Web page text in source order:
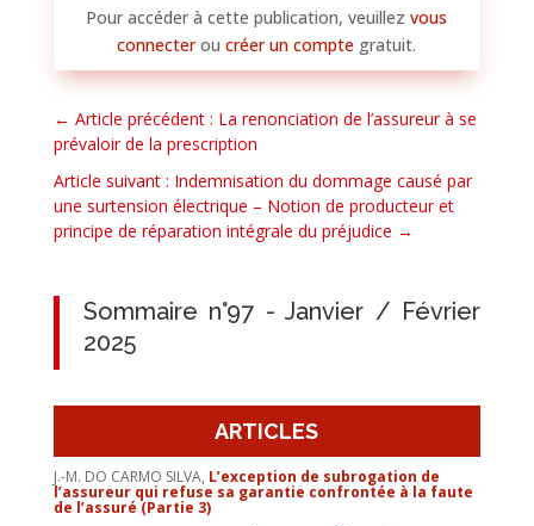
Pour accéder à cette publication, veuillezvous
connecteroucréer un compte gratuit.
← Article précédent : La renonciation de l’assureur à se
prévaloir de la prescription
Article suivant : Indemnisation du dommage causé par
une surtension électrique – Notion de producteur et
principe de réparation intégrale du préjudice →
Sommaire n°97 - Janvier / Février
2025
ARTICLES
J.-M. DO CARMO SILVA, L’exception de subrogation de
l’assureur qui refuse sa garantie confrontée à la faute
de l’assuré (Partie 3)